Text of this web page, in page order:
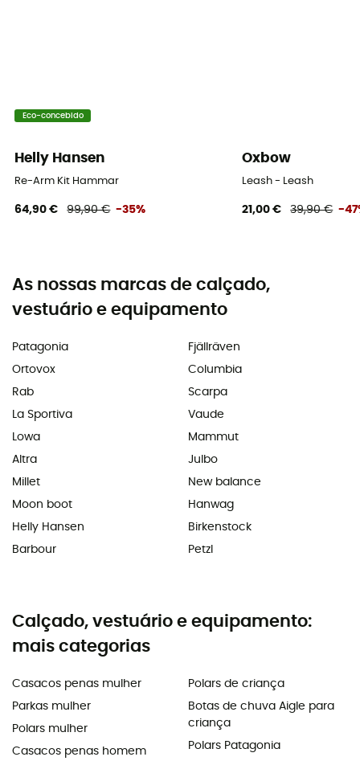
Eco-concebido
Helly Hansen
Re-Arm Kit Hammar
64,90 € 99,90 € -35%
Oxbow
Leash - Leash
21,00 € 39,90 € -
As nossas marcas de calçado,
vestuário e equipamento
Patagonia
Ortovox
Rab
La Sportiva
Lowa
Altra
Millet
Moon boot
Helly Hansen
Barbour
Fjällräven
Columbia
Scarpa
Vaude
Mammut
Julbo
New balance
Hanwag
Birkenstock
Petzl
Calçado, vestuário e equipamento:
mais categorias
Casacos penas mulher
Parkas mulher
Polars mulher
Casacos penas homem
Polars de criança
Botas de chuva Aigle para
criança
Polars Patagonia